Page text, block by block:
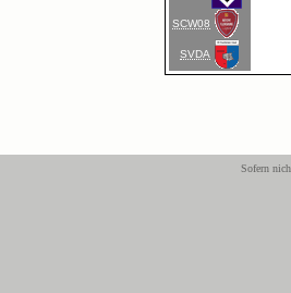
SCW08
SVDA
Sofern